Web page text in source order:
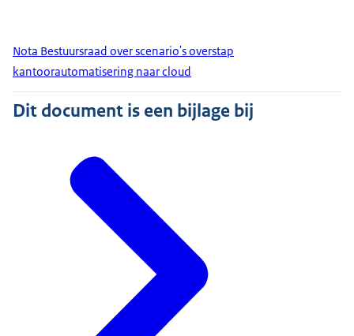
Nota Bestuursraad over scenario's overstap
kantoorautomatisering naar cloud
Dit document is een bijlage bij